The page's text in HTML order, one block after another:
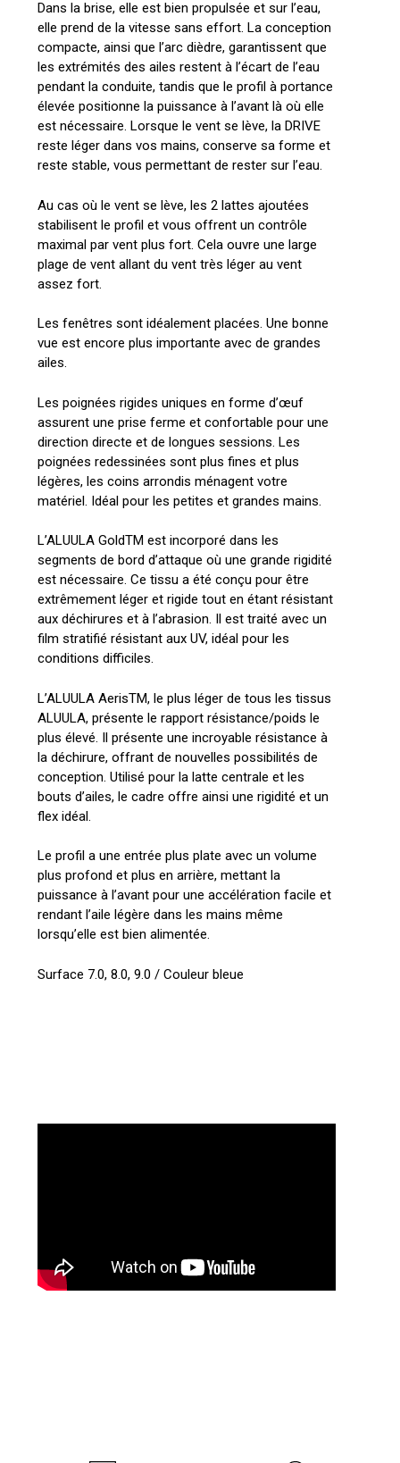
Dans la brise, elle est bien propulsée et sur l’eau,
elle prend de la vitesse sans effort. La conception
compacte, ainsi que l’arc dièdre, garantissent que
les extrémités des ailes restent à l’écart de l’eau
pendant la conduite, tandis que le profil à portance
élevée positionne la puissance à l’avant là où elle
est nécessaire. Lorsque le vent se lève, la DRIVE
reste léger dans vos mains, conserve sa forme et
reste stable, vous permettant de rester sur l’eau.
Au cas où le vent se lève, les 2 lattes ajoutées
stabilisent le profil et vous offrent un contrôle
maximal par vent plus fort. Cela ouvre une large
plage de vent allant du vent très léger au vent
assez fort.
Les fenêtres sont idéalement placées. Une bonne
vue est encore plus importante avec de grandes
ailes.
Les poignées rigides uniques en forme d’œuf
assurent une prise ferme et confortable pour une
direction directe et de longues sessions. Les
poignées redessinées sont plus fines et plus
légères, les coins arrondis ménagent votre
matériel. Idéal pour les petites et grandes mains.
L’ALUULA GoldTM est incorporé dans les
segments de bord d’attaque où une grande rigidité
est nécessaire. Ce tissu a été conçu pour être
extrêmement léger et rigide tout en étant résistant
aux déchirures et à l’abrasion. Il est traité avec un
film stratifié résistant aux UV, idéal pour les
conditions difficiles.
L’ALUULA AerisTM, le plus léger de tous les tissus
ALUULA, présente le rapport résistance/poids le
plus élevé. Il présente une incroyable résistance à
la déchirure, offrant de nouvelles possibilités de
conception. Utilisé pour la latte centrale et les
bouts d’ailes, le cadre offre ainsi une rigidité et un
flex idéal.
Le profil a une entrée plus plate avec un volume
plus profond et plus en arrière, mettant la
puissance à l’avant pour une accélération facile et
rendant l’aile légère dans les mains même
lorsqu’elle est bien alimentée.
Surface 7.0, 8.0, 9.0 / Couleur bleue